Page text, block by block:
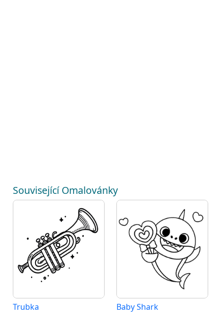
Související Omalovánky
Trubka Baby Shark